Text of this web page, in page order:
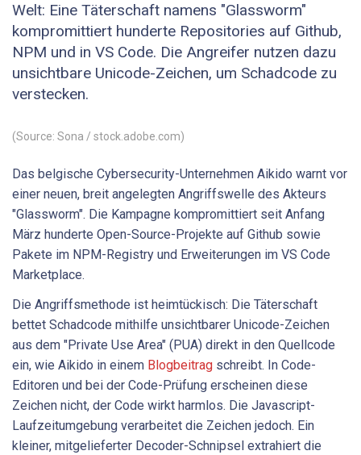
Welt: Eine Täterschaft namens "Glassworm"
kompromittiert hunderte Repositories auf Github,
NPM und in VS Code. Die Angreifer nutzen dazu
unsichtbare Unicode-Zeichen, um Schadcode zu
verstecken.
(Source: Sona / stock.adobe.com)
Das belgische Cybersecurity-Unternehmen Aikido warnt vor
einer neuen, breit angelegten Angriffswelle des Akteurs
"Glassworm". Die Kampagne kompromittiert seit Anfang
März hunderte Open-Source-Projekte auf Github sowie
Pakete im NPM-Registry und Erweiterungen im VS Code
Marketplace.
Die Angriffsmethode ist heimtückisch: Die Täterschaft
bettet Schadcode mithilfe unsichtbarer Unicode-Zeichen
aus dem "Private Use Area" (PUA) direkt in den Quellcode
ein, wie Aikido in einem Blogbeitrag schreibt. In Code-
Editoren und bei der Code-Prüfung erscheinen diese
Zeichen nicht, der Code wirkt harmlos. Die Javascript-
Laufzeitumgebung verarbeitet die Zeichen jedoch. Ein
kleiner, mitgelieferter Decoder-Schnipsel extrahiert die